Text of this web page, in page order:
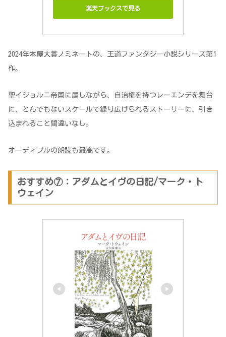
楽天ブックスで見る
2024年本屋大賞ノミネートの、王道ファンタジー小説シリーズ第1
作。
聖イジョルニ帝国に属しながら、自治権を持つレーエンデを舞台
に、とんでもないスケールで繰り広げられるストーリーに、引き
込まれること間違いなし。
オーディブルの朗読も最高です。
おすすめ⑦：アダムとイヴの日記/マーク・ト
ウェイン